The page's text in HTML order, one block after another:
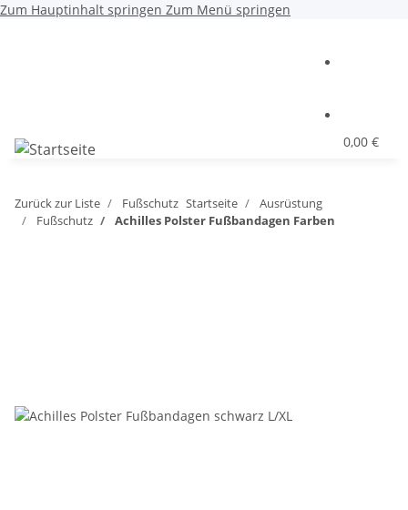
Zum Hauptinhalt springen Zum Menü springen
0,00 €
Zurück zur Liste Fußschutz Startseite
Ausrüstung
Fußschutz
Achilles Polster Fußbandagen Farben